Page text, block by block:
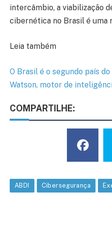
intercâmbio, a viabilização
cibernética no Brasil é uma
Leia também
O Brasil é o segundo país
Watson, motor de
COMPARTILHE:
ABDI Cibersegurança